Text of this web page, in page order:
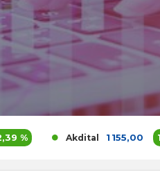
Akdital 1 155,00 1,32 %